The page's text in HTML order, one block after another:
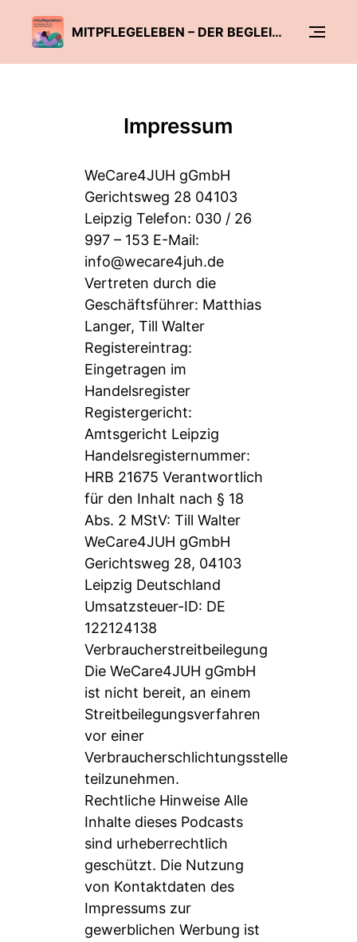
MITPFLEGELEBEN – DER BEGLEITPODCAST FÜR PFLEGENDE ANGEHÖRIGE
Impressum
WeCare4JUH gGmbH
Gerichtsweg 28 04103
Leipzig Telefon: 030 / 26
997 – 153 E-Mail:
info@wecare4juh.de
Vertreten durch die
Geschäftsführer: Matthias
Langer, Till Walter
Registereintrag:
Eingetragen im
Handelsregister
Registergericht:
Amtsgericht Leipzig
Handelsregisternummer:
HRB 21675 Verantwortlich
für den Inhalt nach § 18
Abs. 2 MStV: Till Walter
WeCare4JUH gGmbH
Gerichtsweg 28, 04103
Leipzig Deutschland
Umsatzsteuer-ID: DE
122124138
Verbraucherstreitbeilegung
Die WeCare4JUH gGmbH
ist nicht bereit, an einem
Streitbeilegungsverfahren
vor einer
Verbraucherschlichtungsstelle
teilzunehmen.
Rechtliche Hinweise Alle
Inhalte dieses Podcasts
sind urheberrechtlich
geschützt. Die Nutzung
von Kontaktdaten des
Impressums zur
gewerblichen Werbung ist